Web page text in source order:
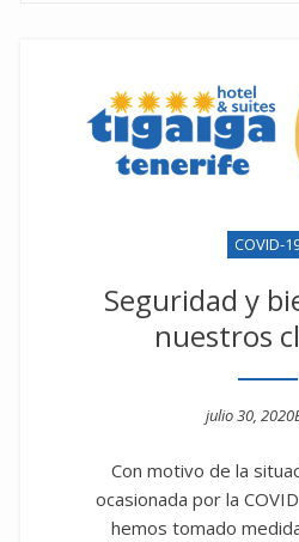
COVID-
Seguridad y
nuestros
julio 30, 2020
Con motivo de la
ocasionada por la
hemos tomado